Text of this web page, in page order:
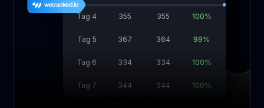
Tag 4 355 355 100%
Tag 5 367 364 99%
Tag 6 334 334 100%
Tag 7 344 344 100%